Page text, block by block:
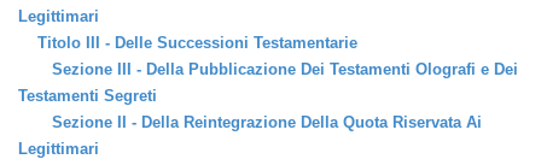
Legittimari
Titolo III - Delle Successioni Testamentarie
Sezione III - Della Pubblicazione Dei Testamenti Olografi e Dei
Testamenti Segreti
Sezione II - Della Reintegrazione Della Quota Riservata Ai
Legittimari